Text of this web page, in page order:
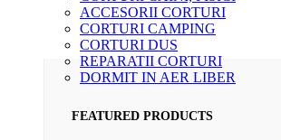
ACCESORII CORTURI
CORTURI CAMPING
CORTURI DUS
REPARATII CORTURI
DORMIT IN AER LIBER
FEATURED PRODUCTS